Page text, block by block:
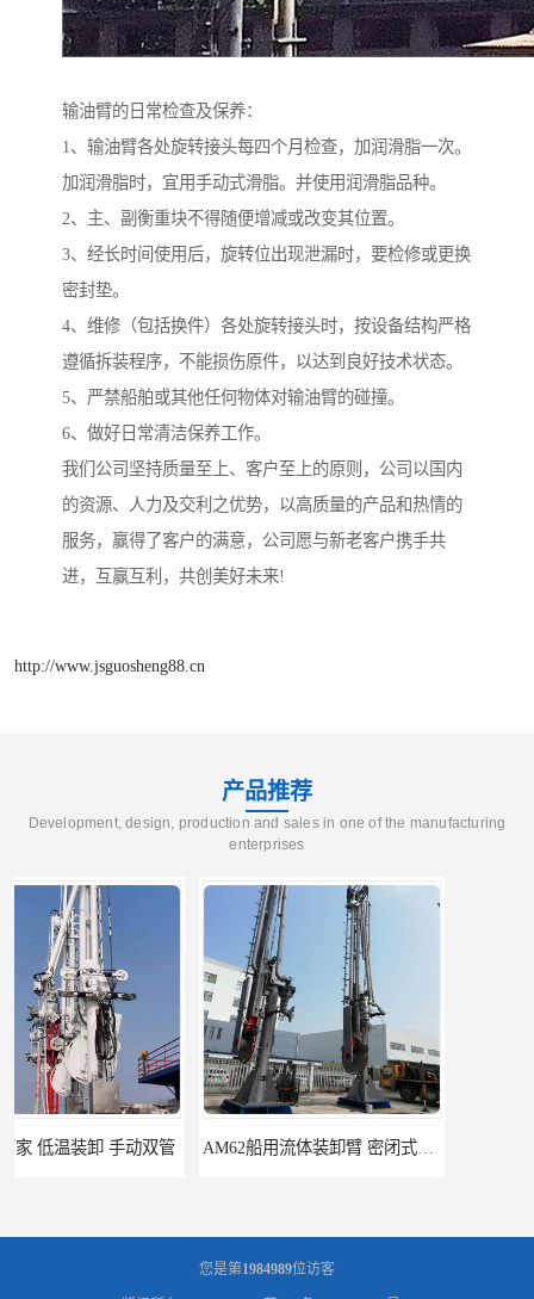
输油臂的日常检查及保养：
1、输油臂各处旋转接头每四个月检查，加润滑脂一次。
加润滑脂时，宜用手动式滑脂。并使用润滑脂品种。
2、主、副衡重块不得随便增减或改变其位置。
3、经长时间使用后，旋转位出现泄漏时，要检修或更换
密封垫。
4、维修（包括换件）各处旋转接头时，按设备结构严格
遵循拆装程序，不能损伤原件，以达到良好技术状态。
5、严禁船舶或其他任何物体对输油臂的碰撞。
6、做好日常清洁保养工作。
我们公司坚持质量至上、客户至上的原则，公司以国内
的资源、人力及交利之优势，以高质量的产品和热情的
服务，赢得了客户的满意，公司愿与新老客户携手共
进，互赢互利，共创美好未来!
http://www.jsguosheng88.cn
产品推荐
Development, design, production and sales in one of the manufacturing
enterprises
AM62船用流体装卸臂 密闭式装卸臂 多种型号可供选择
您是第1984989位访客